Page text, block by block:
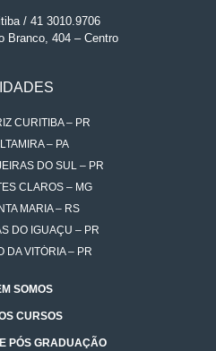
/ 41 3010.9706
Branco, 404 – Centro
CURITIBA – PR
– PA
DO SUL – PR
CLAROS – MG
MARIA – RS
DO IGUAÇU – PR
DA VITÓRIA – PR
SOMOS
CURSOS
PÓS GRADUAÇÃO